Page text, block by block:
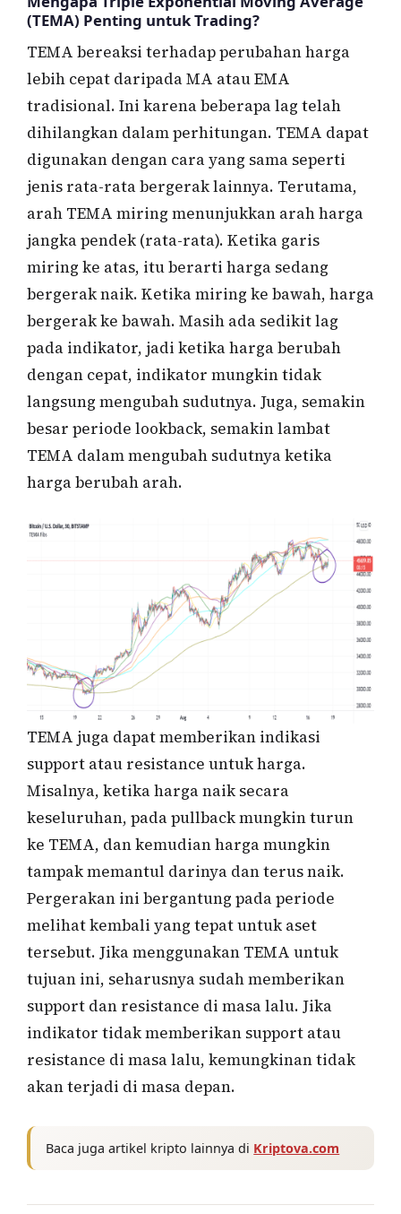
(TEMA) Penting untuk Trading?
TEMA bereaksi terhadap perubahan harga
lebih cepat daripada MA atau EMA
tradisional. Ini karena beberapa lag telah
dihilangkan dalam perhitungan. TEMA dapat
digunakan dengan cara yang sama seperti
jenis rata-rata bergerak lainnya. Terutama,
arah TEMA miring menunjukkan arah harga
jangka pendek (rata-rata). Ketika garis
miring ke atas, itu berarti harga sedang
bergerak naik. Ketika miring ke bawah, harga
bergerak ke bawah. Masih ada sedikit lag
pada indikator, jadi ketika harga berubah
dengan cepat, indikator mungkin tidak
langsung mengubah sudutnya. Juga, semakin
besar periode lookback, semakin lambat
TEMA dalam mengubah sudutnya ketika
harga berubah arah.
TEMA juga dapat memberikan indikasi
support atau resistance untuk harga.
Misalnya, ketika harga naik secara
keseluruhan, pada pullback mungkin turun
ke TEMA, dan kemudian harga mungkin
tampak memantul darinya dan terus naik.
Pergerakan ini bergantung pada periode
melihat kembali yang tepat untuk aset
tersebut. Jika menggunakan TEMA untuk
tujuan ini, seharusnya sudah memberikan
support dan resistance di masa lalu. Jika
indikator tidak memberikan support atau
resistance di masa lalu, kemungkinan tidak
akan terjadi di masa depan.
Baca juga artikel kripto lainnya di Kriptova.com